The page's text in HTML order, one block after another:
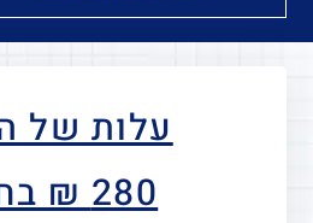
עלות של
280 ₪ בחודש